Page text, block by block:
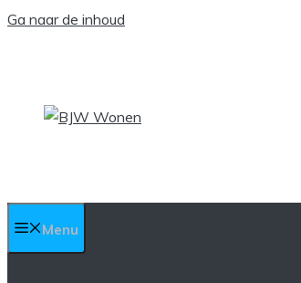
Ga naar de inhoud
Menu